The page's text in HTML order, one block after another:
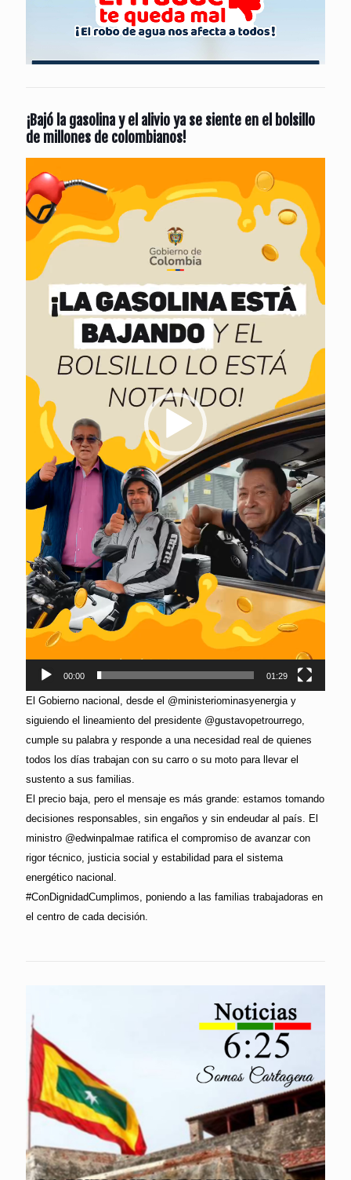
¡Bajó la gasolina y el alivio ya se siente en el bolsillo
de millones de colombianos!
de
vídeo
00:00 01:29
El Gobierno nacional, desde el @ministeriominasyenergia y
siguiendo el lineamiento del presidente @gustavopetrourrego,
cumple su palabra y responde a una necesidad real de quienes
todos los días trabajan con su carro o su moto para llevar el
sustento a sus familias.
El precio baja, pero el mensaje es más grande: estamos tomando
decisiones responsables, sin engaños y sin endeudar al país. El
ministro @edwinpalmae ratifica el compromiso de avanzar con
rigor técnico, justicia social y estabilidad para el sistema
energético nacional.
#ConDignidadCumplimos, poniendo a las familias trabajadoras en
el centro de cada decisión.